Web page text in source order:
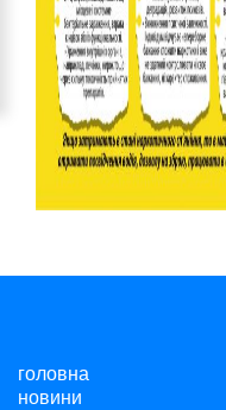
головна
новини